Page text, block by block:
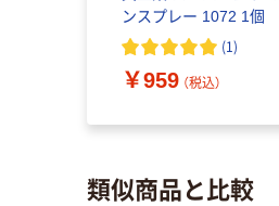
ンスプレー 1072 1個
(1)
￥959 （税込）
類似商品と比較